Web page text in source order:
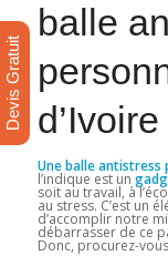
balle
d’Ivoire
Une balle antistress
l’indique est un
soit au travail, à
au stress. C’est un
d’accomplir notre
débarrasser de ce
Donc, procurez-
Devis Gratuit